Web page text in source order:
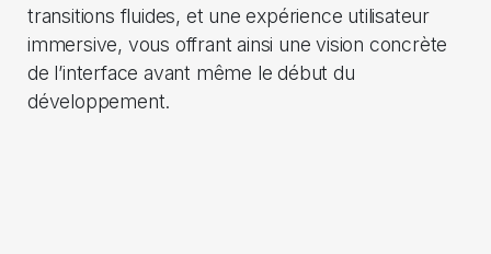
transitions fluides, et une expérience utilisateur
immersive, vous offrant ainsi une vision concrète
de l’interface avant même le début du
développement.